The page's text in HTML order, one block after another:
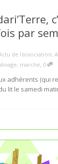
par
de l'association,
, marché, 0
adhérents (qui
lit le samedi